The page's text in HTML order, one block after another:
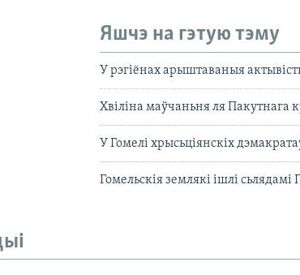
Яшчэ на гэтую тэму
У рэгіёнах арыштаваныя
Хвіліна маўчаньня ля
У Гомелі хрысьціянскіх
Гомельскія землякі ішлі